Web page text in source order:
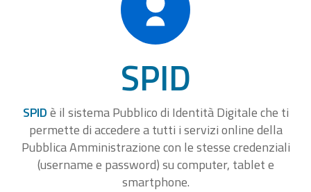
SPID
SPIDè il sistema Pubblico di Identità Digitale che ti
permette di accedere a tutti i servizi online della
Pubblica Amministrazione con le stesse credenziali
(username e password) su computer, tablet e
smartphone.